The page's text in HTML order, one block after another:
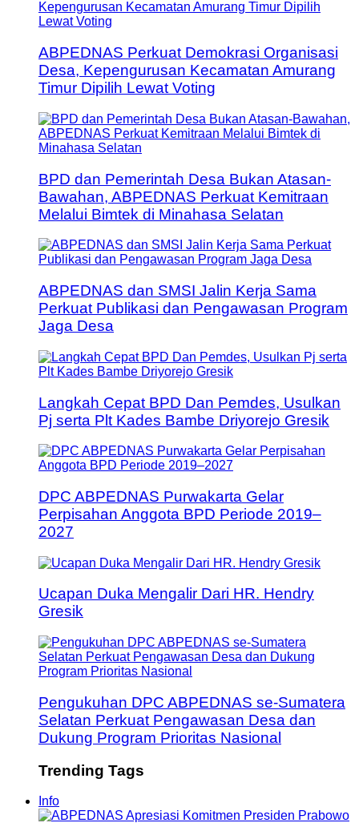
ABPEDNAS Perkuat Demokrasi Organisasi
Desa, Kepengurusan Kecamatan Amurang
Timur Dipilih Lewat Voting
BPD dan Pemerintah Desa Bukan Atasan-
Bawahan, ABPEDNAS Perkuat Kemitraan
Melalui Bimtek di Minahasa Selatan
ABPEDNAS dan SMSI Jalin Kerja Sama
Perkuat Publikasi dan Pengawasan Program
Jaga Desa
Langkah Cepat BPD Dan Pemdes, Usulkan
Pj serta Plt Kades Bambe Driyorejo Gresik
DPC ABPEDNAS Purwakarta Gelar
Perpisahan Anggota BPD Periode 2019–
2027
Ucapan Duka Mengalir Dari HR. Hendry
Gresik
Pengukuhan DPC ABPEDNAS se-Sumatera
Selatan Perkuat Pengawasan Desa dan
Dukung Program Prioritas Nasional
Trending Tags
Info